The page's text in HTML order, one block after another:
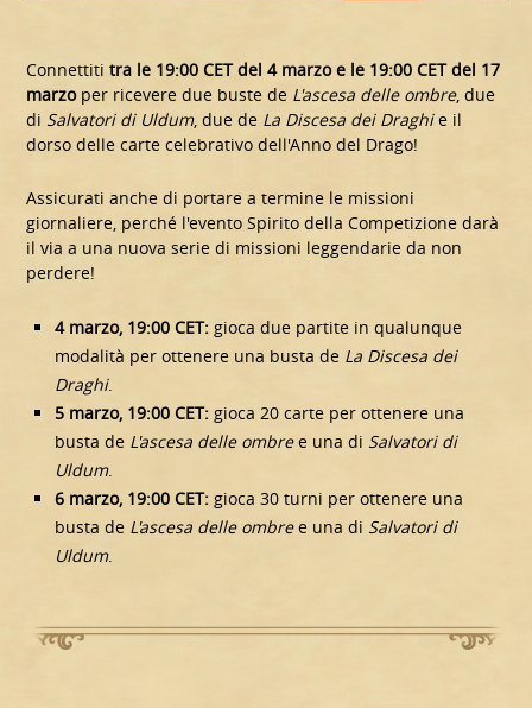
Connettititra le 19:00 CET del 4 marzo e le 19:00 CET del 17
marzoper ricevere due buste de L'ascesa delle ombre, due
di Salvatori di Uldum, due de La Discesa dei Draghie il
dorso delle carte celebrativo dell'Anno del Drago!
Assicurati anche di portare a termine le missioni
giornaliere, perché l'evento Spirito della Competizione darà
il via a una nuova serie di missioni leggendarie da non
perdere!
4 marzo, 19:00 CET: gioca due partite in qualunque
modalità per ottenere una busta de La Discesa dei
Draghi.
5 marzo, 19:00 CET: gioca 20 carte per ottenere una
busta de L'ascesa delle ombree una di Salvatori di
Uldum.
6 marzo, 19:00 CET: gioca 30 turni per ottenere una
busta de L'ascesa delle ombree una di Salvatori di
Uldum.